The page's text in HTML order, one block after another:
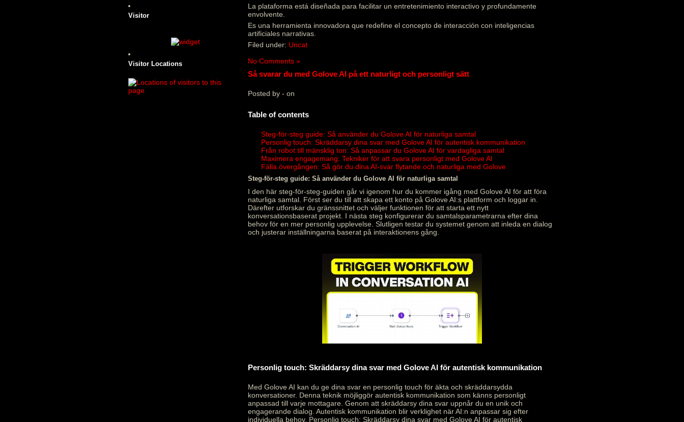
Visitor
Visitor Locations
La plataforma está diseñada para facilitar un entretenimiento interactivo y profundamente
envolvente.
Es una herramienta innovadora que redefine el concepto de interacción con inteligencias
artificiales narrativas.
Filed under: Uncat
No Comments »
Så svarar du med Golove AI på ett naturligt och personligt sätt
Posted by - on
Table of contents
Steg-för-steg guide: Så använder du Golove AI för naturliga samtal
Personlig touch: Skräddarsy dina svar med Golove AI för autentisk kommunikation
Från robot till mänsklig ton: Så anpassar du Golove AI för vardagliga samtal
Maximera engagemang: Tekniker för att svara personligt med Golove AI
Fälla övergången: Så gör du dina AI-svar flytande och naturliga med Golove
Steg-för-steg guide: Så använder du Golove AI för naturliga samtal
I den här steg-för-steg-guiden går vi igenom hur du kommer igång med Golove AI för att föra
naturliga samtal. Först ser du till att skapa ett konto på Golove AI:s plattform och loggar in.
Därefter utforskar du gränssnittet och väljer funktionen för att starta ett nytt
konversationsbaserat projekt. I nästa steg konfigurerar du samtalsparametrarna efter dina
behov för en mer personlig upplevelse. Slutligen testar du systemet genom att inleda en dialog
och justerar inställningarna baserat på interaktionens gång.
Personlig touch: Skräddarsy dina svar med Golove AI för autentisk kommunikation
Med Golove AI kan du ge dina svar en personlig touch för äkta och skräddarsydda
konversationer. Denna teknik möjliggör autentisk kommunikation som känns personligt
anpassad till varje mottagare. Genom att skräddarsy dina svar uppnår du en unik och
engagerande dialog. Autentisk kommunikation blir verklighet när AI:n anpassar sig efter
individuella behov. Personlig touch: Skräddarsy dina svar med Golove AI för autentisk